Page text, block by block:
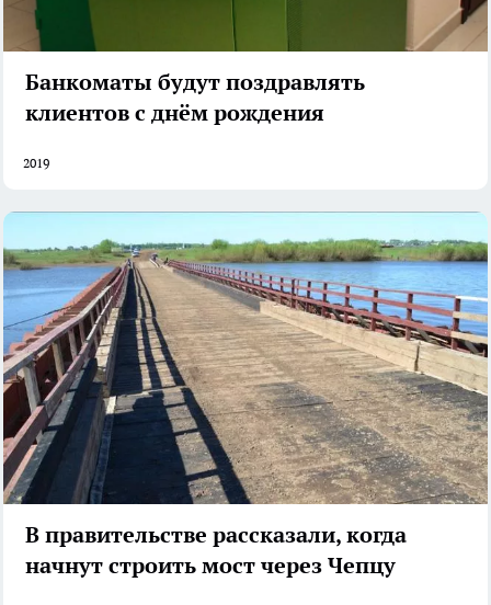
Банкоматы будут поздравлять
клиентов с днём рождения
2019
В правительстве рассказали, когда
начнут строить мост через Чепцу